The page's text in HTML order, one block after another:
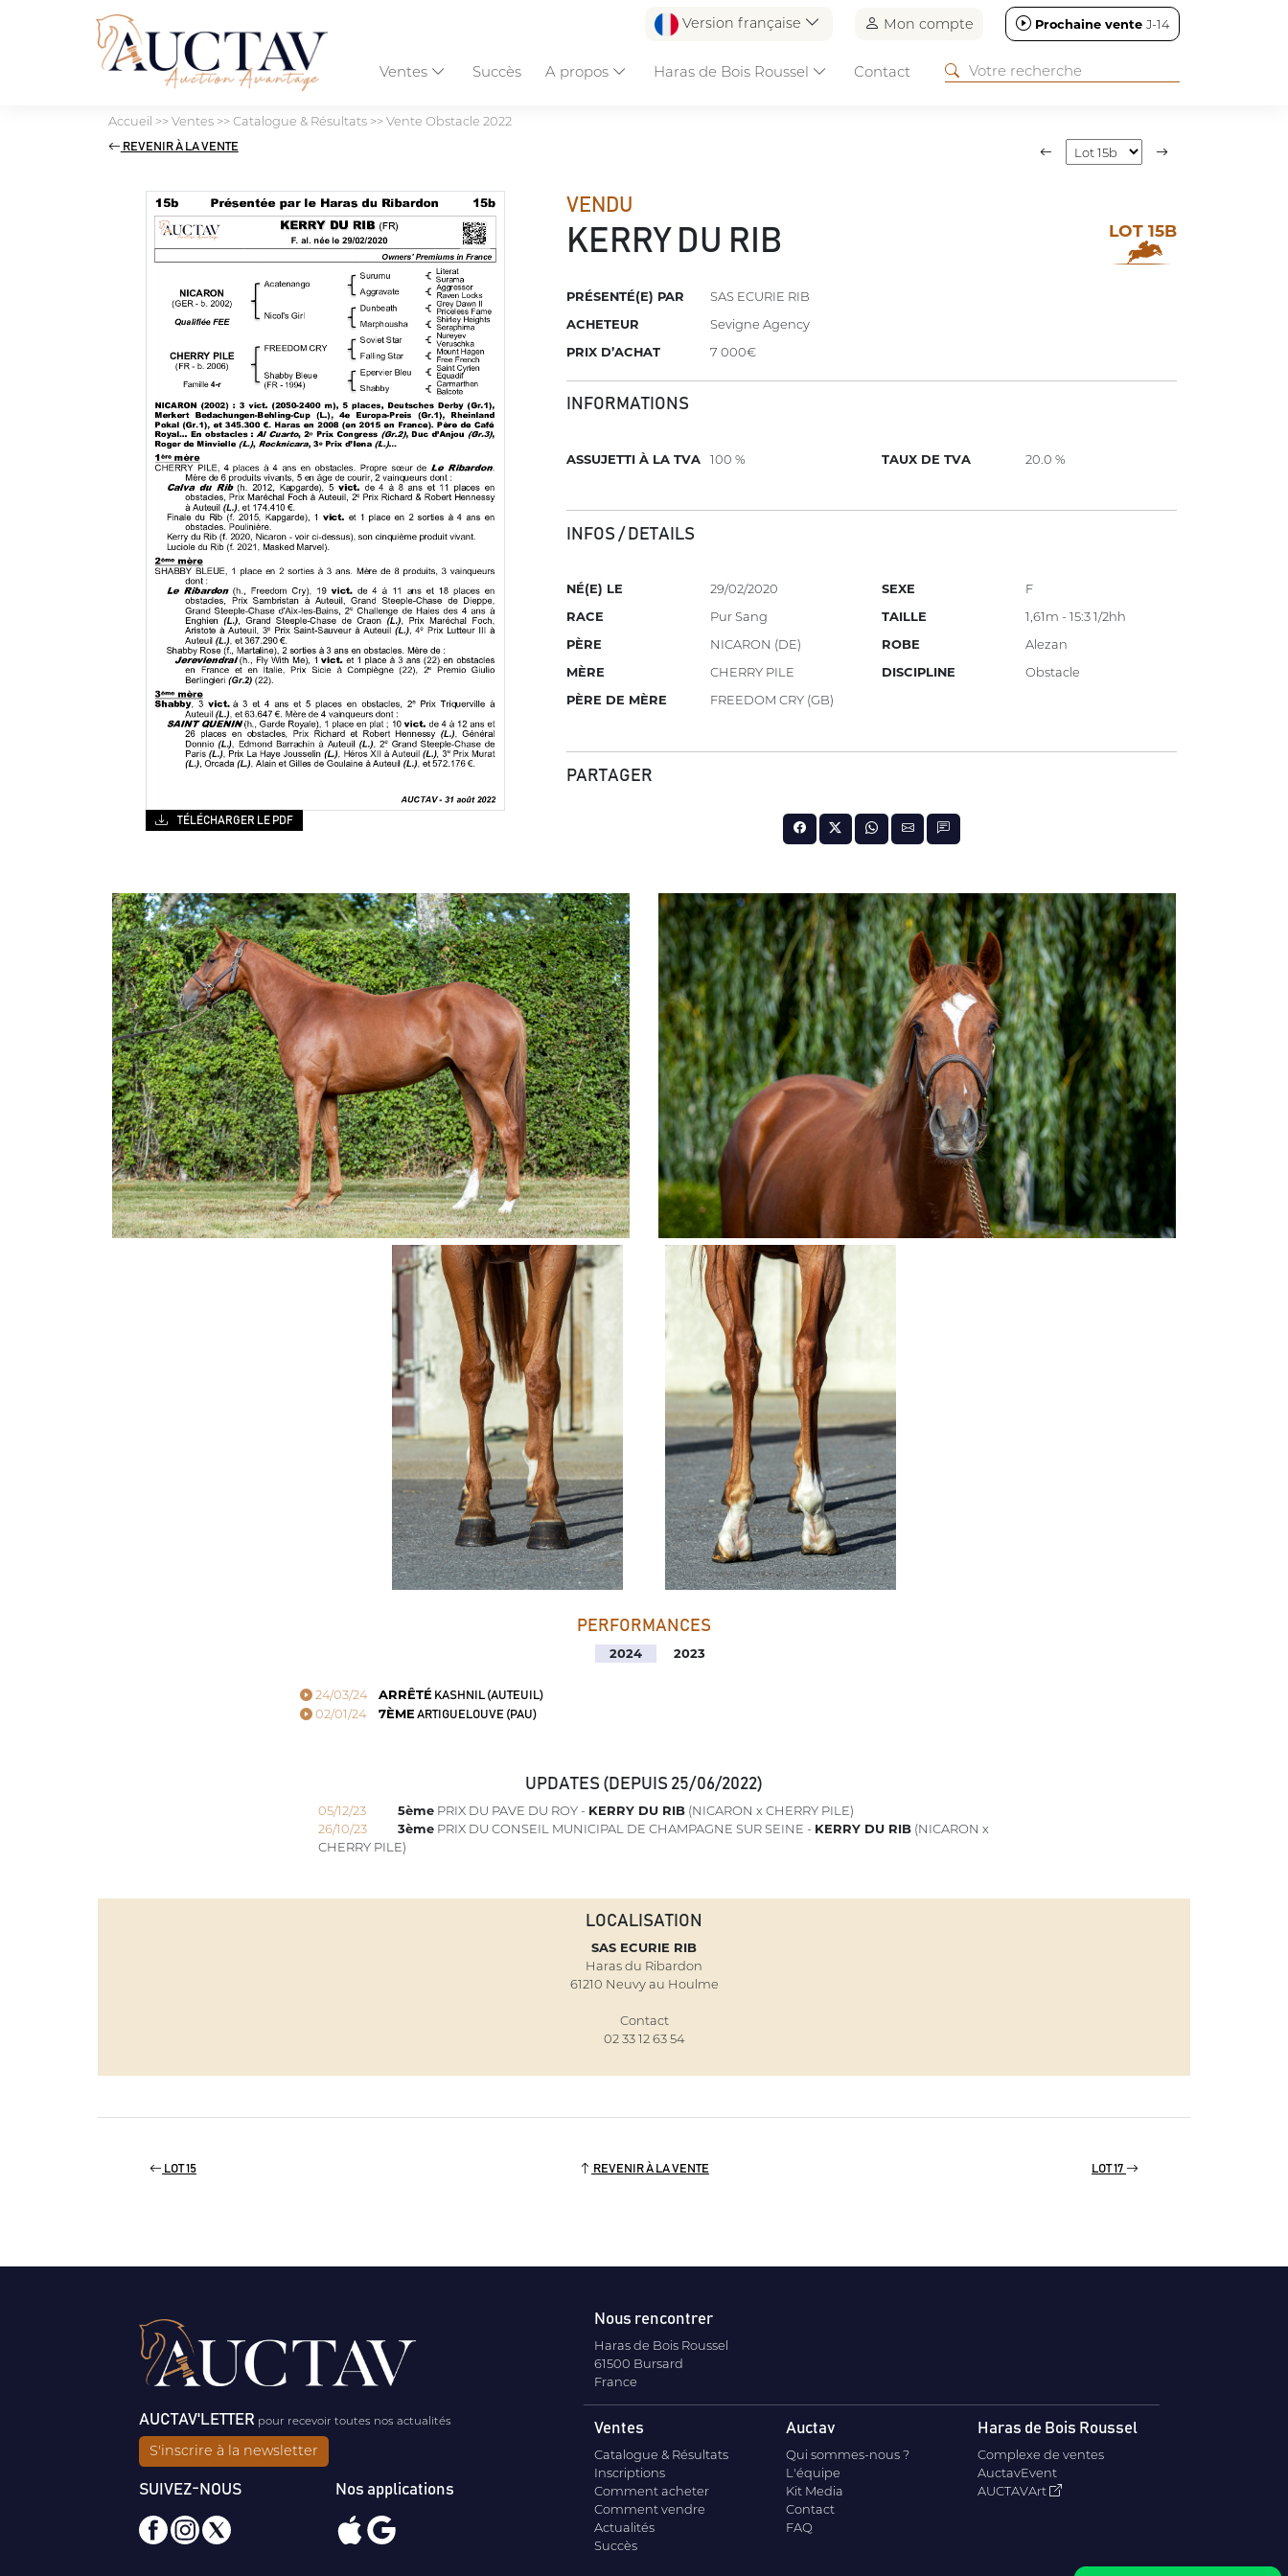
Version française Mon compte Prochaine vente J-14
Ventes Succès A propos Haras de Bois Roussel Contact
Accueil >>Ventes>>Catalogue & Résultats>>Vente Obstacle 2022
REVENIR À LA VENTE
VENDU
KERRY DU RIB LOT 15B
PRÉSENTÉ(E) PAR
SAS ECURIE RIB
ACHETEUR
Sevigne Agency
PRIX D’ACHAT
7 000€
INFORMATIONS
ASSUJETTI À LA TVA 100 % TAUX DE TVA 20.0 %
INFOS / DETAILS
NÉ(E) LE
29/02/2020
RACE
Pur Sang
PÈRE
NICARON (DE)
MÈRE
CHERRY PILE
PÈRE DE MÈRE
FREEDOM CRY (GB)
SEXE
F
TAILLE
1,61m - 15:3 1/2hh
ROBE
Alezan
DISCIPLINE
Obstacle
PARTAGER
TÉLÉCHARGER LE PDF
PERFORMANCES
2024 2023
24/03/24 ARRÊTÉ KASHNIL (AUTEUIL)
02/01/24 7ÈME ARTIGUELOUVE (PAU)
UPDATES (DEPUIS 25/06/2022)
05/12/23 5èmePRIX DU PAVE DU ROY - KERRY DU RIB(NICARON x CHERRY PILE)
26/10/23
3èmePRIX DU CONSEIL MUNICIPAL DE CHAMPAGNE SUR SEINE - KERRY DU RIB(NICARON x
CHERRY PILE)
LOCALISATION
SAS ECURIE RIB
Haras du Ribardon
61210 Neuvy au Houlme
Contact
02 33 12 63 54
LOT 15 REVENIR À LA VENTE LOT 17
AUCTAV'LETTER pour recevoir toutes nos actualités
S'inscrire à la newsletter
SUIVEZ-NOUS Nos applications
Nous rencontrer
Haras de Bois Roussel
61500 Bursard
France
Ventes
Catalogue & Résultats
Inscriptions
Comment acheter
Comment vendre
Actualités
Succès
Auctav
Qui sommes-nous ?
L'équipe
Kit Media
Contact
FAQ
Haras de Bois Roussel
Complexe de ventes
AuctavEvent
AUCTAVArt